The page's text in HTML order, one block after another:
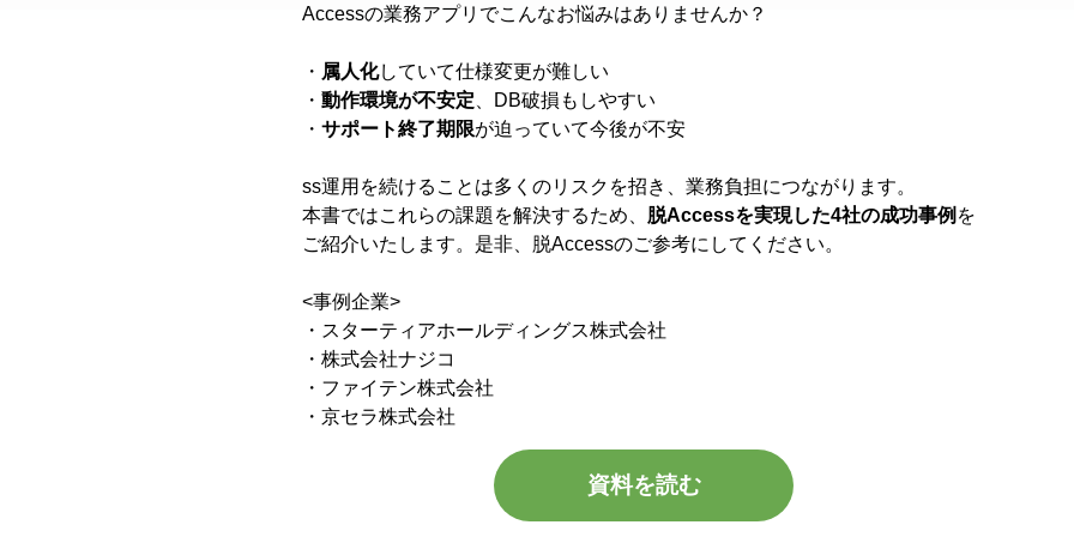
Accessの業務アプリでこんなお悩みはありませんか？
・ 属人化していて仕様変更が難しい
・ 動作環境が不安定 、DB破損もしやすい
・ サポート終了期限が迫っていて今後が不安
ss運用を続けることは多くのリスクを招き、業務負担につながります。
本書ではこれらの課題を解決するため、 脱Accessを実現した4社の成功事例 を
ご紹介いたします。是非、脱Accessのご参考にしてください。
<事例企業>
・スターティアホールディングス株式会社
・株式会社ナジコ
・ファイテン株式会社
・京セラ株式会社
資料を読む